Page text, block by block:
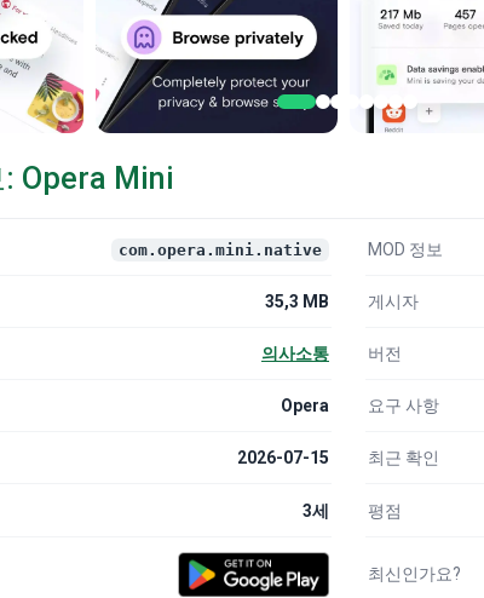
Opera Mini
com.opera.mini.native MOD 정보
35,3 MB 게시자
의사소통 버전
Opera 요구 사항
2026-07-15 최근 확인
3세 평점
최신인가요?